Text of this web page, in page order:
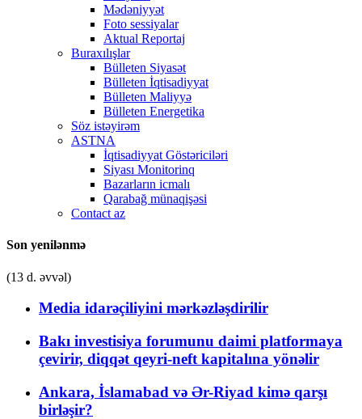
Mədəniyyət
Foto sessiyalar
Aktual Reportaj
Buraxılışlar
Bülleten Siyasət
Bülleten İqtisadiyyat
Bülleten Maliyyə
Bülleten Energetika
Söz istəyirəm
ASTNA
İqtisadiyyat Göstəriciləri
Siyası Monitorinq
Bazarların icmalı
Qarabağ münaqişəsi
Contact az
Son yenilənmə
(13 d. əvvəl)
Media idarəçiliyini mərkəzləşdirilir
Bakı investisiya forumunu daimi platformaya
çevirir, diqqət qeyri-neft kapitalına yönəlir
Ankara, İslamabad və Ər-Riyad kimə qarşı
birləşir?